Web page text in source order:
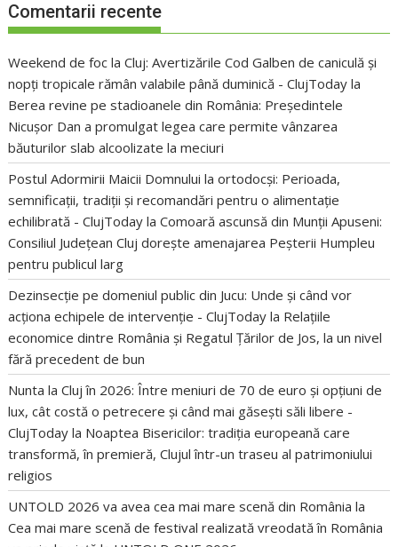
Comentarii recente
Weekend de foc la Cluj: Avertizările Cod Galben de caniculă și
nopți tropicale rămân valabile până duminică - ClujToday la
Berea revine pe stadioanele din România: Președintele
Nicușor Dan a promulgat legea care permite vânzarea
băuturilor slab alcoolizate la meciuri
Postul Adormirii Maicii Domnului la ortodocși: Perioada,
semnificații, tradiții și recomandări pentru o alimentație
echilibrată - ClujToday laComoară ascunsă din Munții Apuseni:
Consiliul Județean Cluj dorește amenajarea Peșterii Humpleu
pentru publicul larg
Dezinsecție pe domeniul public din Jucu: Unde și când vor
acționa echipele de intervenție - ClujToday la Relațiile
economice dintre România și Regatul Țărilor de Jos, la un nivel
fără precedent de bun
Nunta la Cluj în 2026: Între meniuri de 70 de euro și opțiuni de
lux, cât costă o petrecere și când mai găsești săli libere -
ClujToday la Noaptea Bisericilor: tradiția europeană care
transformă, în premieră, Clujul într-un traseu al patrimoniului
religios
UNTOLD 2026 va avea cea mai mare scenă din România la
Cea mai mare scenă de festival realizată vreodată în România